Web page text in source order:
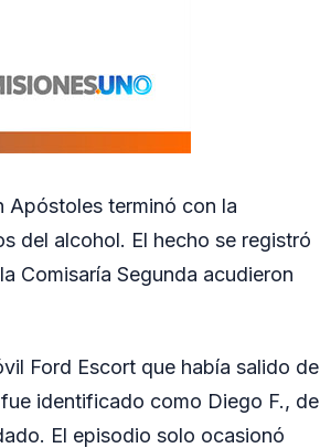
Apóstoles terminó con la
del alcohol. El hecho se registró
Comisaría Segunda acudieron
Ford Escort que había salido de
identificado como Diego F., de
El episodio solo ocasionó